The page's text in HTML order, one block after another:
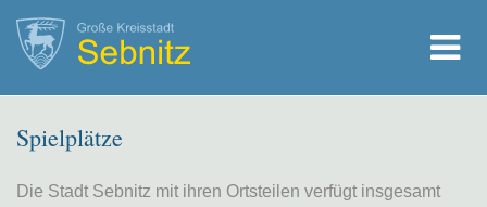
Spielplätze
Die Stadt Sebnitz mit ihren Ortsteilen verfügt insgesamt